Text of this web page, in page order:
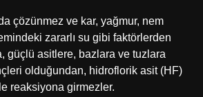
çözünmez ve kar, yağmur, nem
zararlı su gibi faktörlerden
güçlü asitlere, bazlara ve tuzlara
olduğundan, hidroflorik asit (HF)
reaksiyona girmezler.